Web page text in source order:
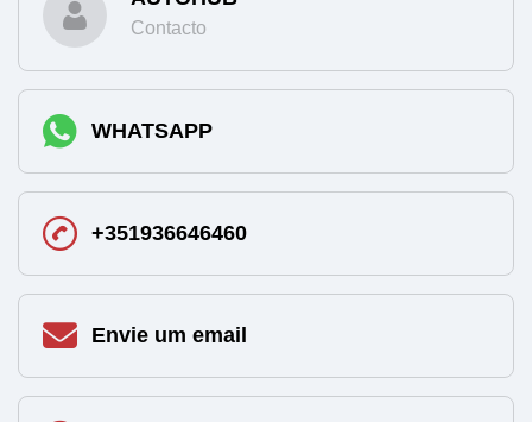
Contacto
WHATSAPP
+351936646460
Envie um email